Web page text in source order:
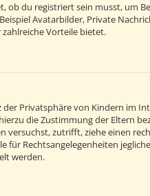
du registriert sein musst, um
Avatarbilder, Private
Vorteile bietet.
Privatsphäre von Kindern im
die Zustimmung der Eltern
zutrifft, ziehe einen
Rechtsangelegenheiten
werden.